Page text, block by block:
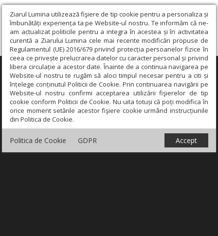
Ziarul Lumina utilizează fişiere de tip cookie pentru a personaliza și
îmbunătăți experiența ta pe Website-ul nostru. Te informăm că ne-
am actualizat politicile pentru a integra în acestea și în activitatea
curentă a Ziarului Lumina cele mai recente modificări propuse de
Regulamentul (UE) 2016/679 privind protecția persoanelor fizice în
ceea ce privește prelucrarea datelor cu caracter personal și privind
libera circulație a acestor date. Înainte de a continua navigarea pe
Website-ul nostru te rugăm să aloci timpul necesar pentru a citi și
înțelege conținutul Politicii de Cookie. Prin continuarea navigării pe
Website-ul nostru confirmi acceptarea utilizării fişierelor de tip
cookie conform Politicii de Cookie. Nu uita totuși că poți modifica în
orice moment setările acestor fişiere cookie urmând instrucțiunile
din Politica de Cookie.
Politica de Cookie GDPR Accept
×